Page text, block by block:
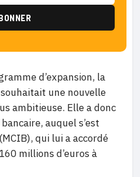
d’expansion, la
une nouvelle
ambitieuse. Elle a donc
auquel s’est
qui lui a accordé
millions d’euros à